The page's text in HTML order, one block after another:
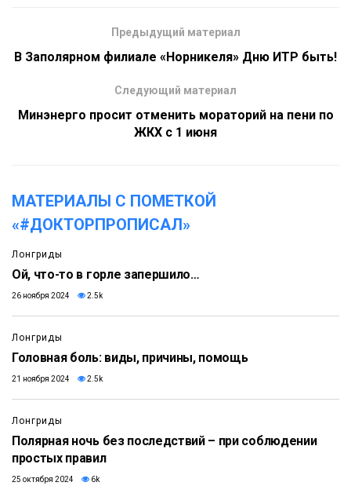
Предыдущий материал
В Заполярном филиале «Норникеля» Дню ИТР быть!
Следующий материал
Минэнерго просит отменить мораторий на пени по
ЖКХ с 1 июня
МАТЕРИАЛЫ С ПОМЕТКОЙ
«#ДОКТОРПРОПИСАЛ»
Лонгриды
Ой, что-то в горле запершило…
26 ноября 2024 2.5k
Лонгриды
Головная боль: виды, причины, помощь
21 ноября 2024 2.5k
Лонгриды
Полярная ночь без последствий – при соблюдении
простых правил
25 октября 2024 6k